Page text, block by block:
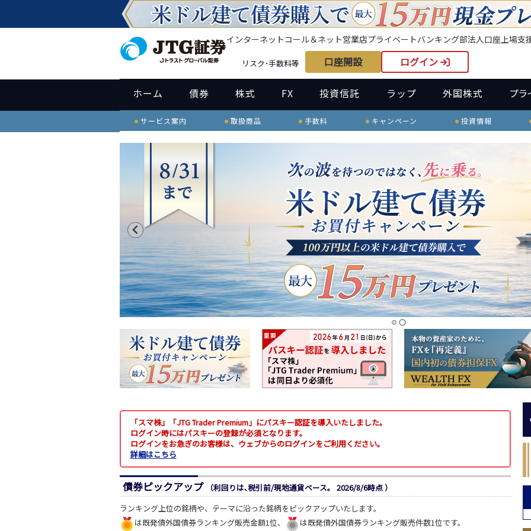
インターネットコール＆ネット営業店プライベートバンキング部法人口座上場支
リスク･手数料等 口座開設 ログイン
ホーム 債券 株式 FX 投資信託 ラップ 外国株式 プラ
サービス案内 取扱商品 手数料 キャンペーン 投資情報
「スマ株」「JTG Trader Premium」にパスキー認証を導入いたしました。
ログイン時にはパスキーの登録が必須となります。
ログインをお急ぎのお客様は、ウェブからのログインをご利用ください。
詳細はこちら
債券ピックアップ
（利回りは､税引前/現地通貨ベース。 2026/8/6時点 ）
ランキング上位の銘柄や、テーマに沿った銘柄をピックアップいたします。
は既発債外国債券ランキング販売金額1位、
は既発債外国債券ランキング販売件数1位です。